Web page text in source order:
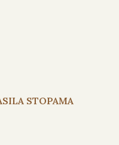
STOPAMA